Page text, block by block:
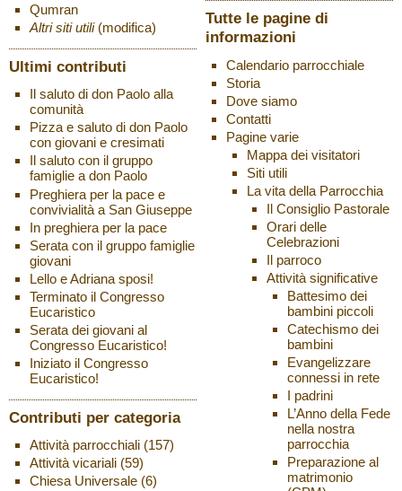
Qumran
Altri siti utili (modifica)
Ultimi contributi
Il saluto di don Paolo alla
comunità
Pizza e saluto di don Paolo
con giovani e cresimati
Il saluto con il gruppo
famiglie a don Paolo
Preghiera per la pace e
convivialità a San Giuseppe
In preghiera per la pace
Serata con il gruppo famiglie
giovani
Lello e Adriana sposi!
Terminato il Congresso
Eucaristico
Serata dei giovani al
Congresso Eucaristico!
Iniziato il Congresso
Eucaristico!
Contributi per categoria
Attività parrocchiali(157)
Attività vicariali(59)
Chiesa Universale(6)
Tutte le pagine di
informazioni
Calendario parrocchiale
Storia
Dove siamo
Contatti
Pagine varie
Mappa dei visitatori
Siti utili
La vita della Parrocchia
Il Consiglio Pastorale
Orari delle
Celebrazioni
Il parroco
Attività significative
Battesimo dei
bambini piccoli
Catechismo dei
bambini
Evangelizzare
connessi in rete
I padrini
L’Anno della Fede
nella nostra
parrocchia
Preparazione al
matrimonio